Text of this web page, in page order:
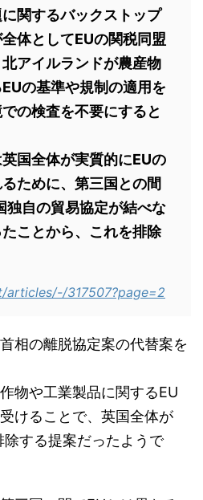
関するバックストップ
体としてEUの関税同盟
アイルランドが農産物
の基準や規制の適用を
の検査を不要にすると
国全体が実質的にEUの
ために、第三国との間
独自の貿易協定が結べな
ことから、これを排除
317507?page=2
相の離脱協定案の代替案を
物や工業製品に関するEU
けることで、英国全体が
する提案だったようで